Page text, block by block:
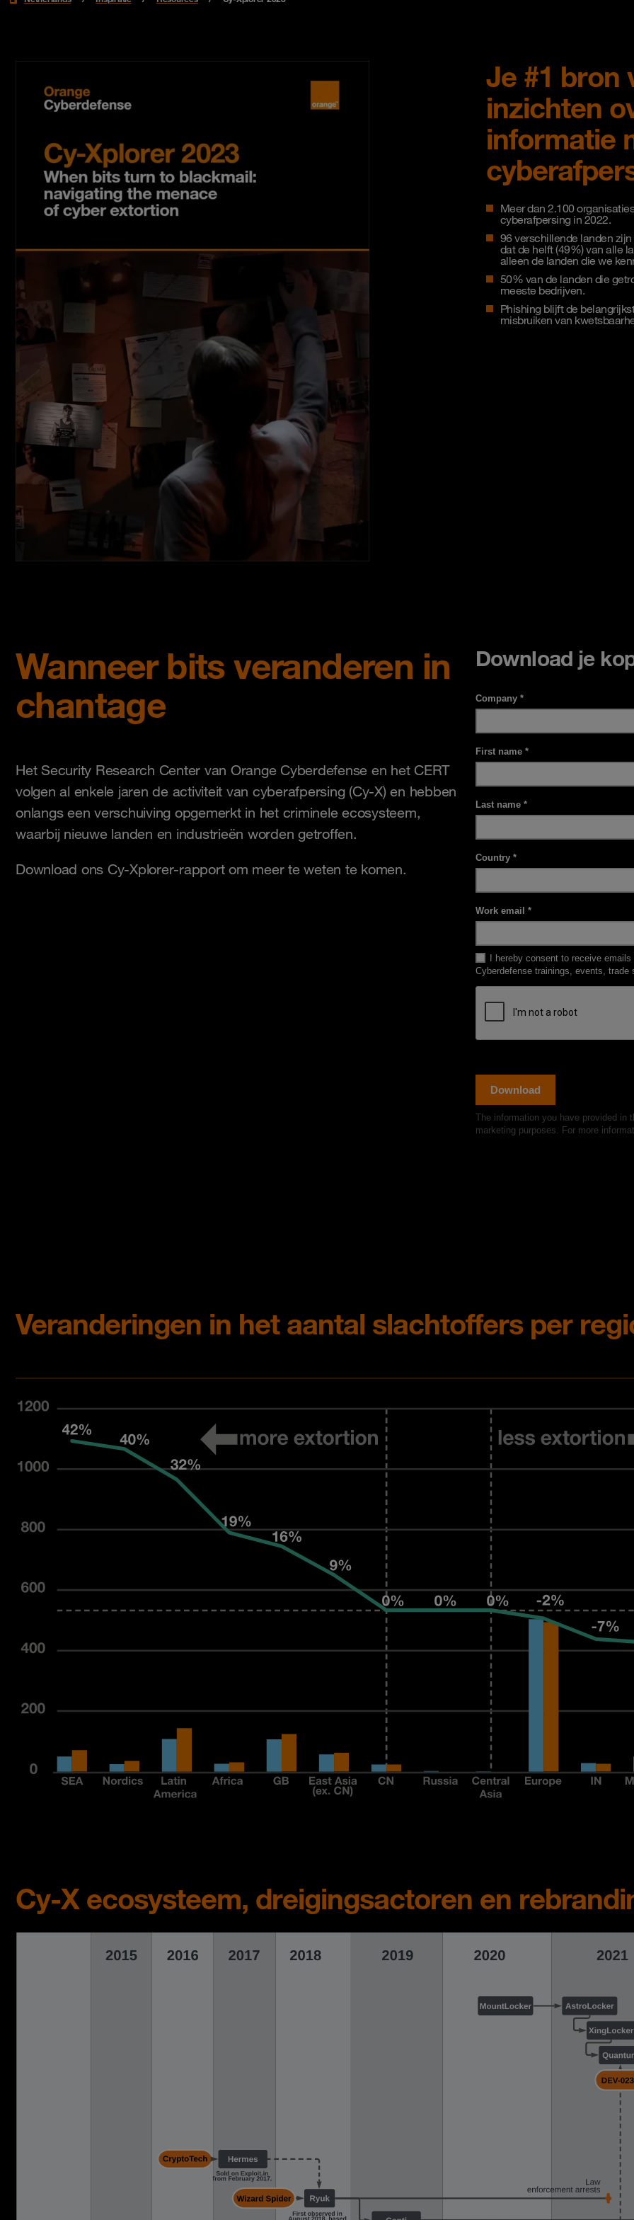
Je #1 bron
inzichten
informatie
Meer dan 2.100
cyberafpersing in 2022.
96 verschillende landen
dat de helft (49%) van alle
alleen de landen die we
50% van de landen die
meeste bedrijven.
Phishing blijft de
misbruiken van
Wanneer bits veranderen in
chantage
Het Security Research Center van Orange Cyberdefense en het CERT
volgen al enkele jaren de activiteit van cyberafpersing (Cy-X) en hebben
onlangs een verschuiving opgemerkt in het criminele ecosysteem,
waarbij nieuwe landen en industrieën worden getroffen.
Download ons Cy-Xplorer-rapport om meer te weten te komen.
Download je
Veranderingen in het aantal slachtoffers per
Cy-X ecosysteem, dreigingsactoren en